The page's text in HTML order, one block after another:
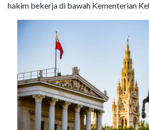
hakim bekerja di bawah Kementerian